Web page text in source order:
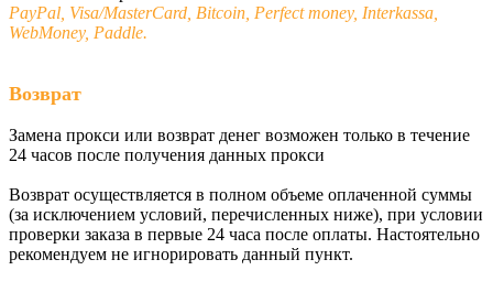
PayPal, Visa/MasterCard, Bitcoin, Perfect money, Interkassa,
WebMoney, Paddle.
Возврат
Замена прокси или возврат денег возможен только в течение
24 часов после получения данных прокси
Возврат осуществляется в полном объеме оплаченной суммы
(за исключением условий, перечисленных ниже), при условии
проверки заказа в первые 24 часа после оплаты. Настоятельно
рекомендуем не игнорировать данный пункт.